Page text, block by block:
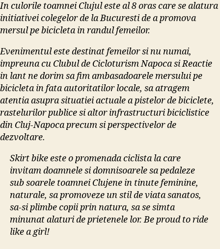
In culorile toamnei Clujul este al 8 oras care se alatura
initiativei colegelor de la Bucuresti de a promova
mersul pe bicicleta in randul femeilor.
Evenimentul este destinat femeilor si nu numai,
impreuna cu Clubul de Cicloturism Napoca si Reactie
in lant ne dorim sa fim ambasadoarele mersului pe
bicicleta in fata autoritatilor locale, sa atragem
atentia asupra situatiei actuale a pistelor de biciclete,
rastelurilor publice si altor infrastructuri biciclistice
din Cluj-Napoca precum si perspectivelor de
dezvoltare.
Skirt bike este o promenada ciclista la care
invitam doamnele si domnisoarele sa pedaleze
sub soarele toamnei Clujene in tinute feminine,
naturale, sa promoveze un stil de viata sanatos,
sa-si plimbe copii prin natura, sa se simta
minunat alaturi de prietenele lor. Be proud to ride
like a girl!